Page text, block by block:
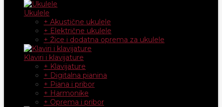
Ukulele
+ Akustične ukulele
+ Električne ukulele
+ Žice i dodatna oprema za ukulele
Klaviri i klavijature
+ Klavijature
+ Digitalna pianina
+ Piana i pribor
+ Harmonike
+ Oprema i pribor